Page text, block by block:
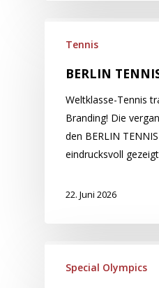
Tennis
BERLIN
Weltklasse-Tennis
Branding! Die
den BERLIN
eindrucksvoll
22. Juni 2026
Special Olympics